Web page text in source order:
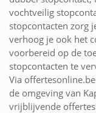
vochtveilig
stopcontacten zorg
verhoog je ook het
voorbereid op de
stopcontacten te
Via
de omgeving van
vrijblijvende